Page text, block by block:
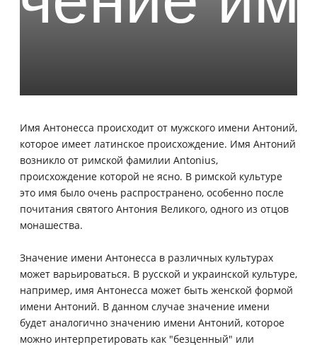
Имя Антонесса происходит от мужского имени Антоний,
которое имеет латинское происхождение. Имя Антоний
возникло от римской фамилии Antonius,
происхождение которой не ясно. В римской культуре
это имя было очень распространено, особенно после
почитания святого Антония Великого, одного из отцов
монашества.
Значение имени Антонесса в различных культурах
может варьироваться. В русской и украинской культуре,
например, имя Антонесса может быть женской формой
имени Антоний. В данном случае значение имени
будет аналогично значению имени Антоний, которое
можно интерпретировать как "безценный" или